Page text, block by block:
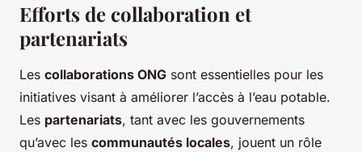
Efforts de collaboration et
partenariats
Les collaborations ONG sont essentielles pour les
initiatives visant à améliorer l’accès à l’eau potable.
Les partenariats, tant avec les gouvernements
qu’avec les communautés locales, jouent un rôle